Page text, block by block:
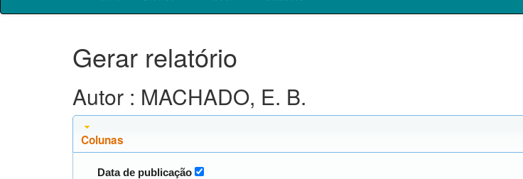
Gerar relatório
Autor : MACHADO, E. B.
Colunas
Data de publicação